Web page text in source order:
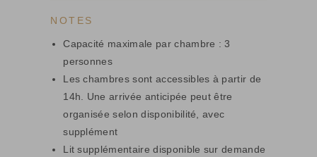
NOTES
Capacité maximale par chambre : 3
personnes
Les chambres sont accessibles à partir de
14h. Une arrivée anticipée peut être
organisée selon disponibilité, avec
supplément
Lit supplémentaire disponible sur demande